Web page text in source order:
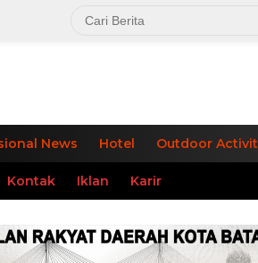
News Hotel Outdoor
Kontak Iklan Karir